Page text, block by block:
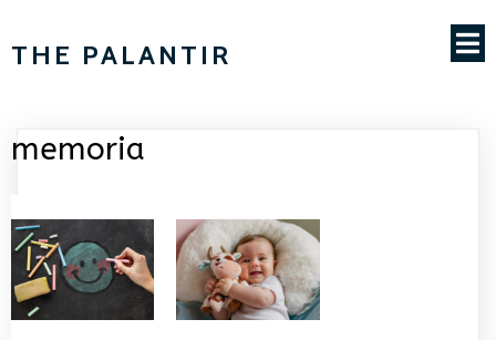
THE PALANTIR
memoria